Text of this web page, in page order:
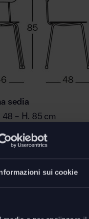
sui cookie
sedia
48 – H. 85 cm
Mariolina(inglese